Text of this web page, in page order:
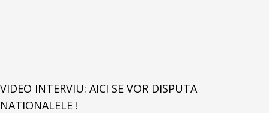
VIDEO INTERVIU: AICI SE VOR DISPUTA
NATIONALELE !